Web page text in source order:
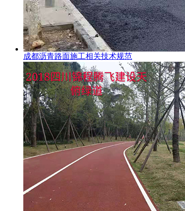
成都沥青路面施工相关技术规范